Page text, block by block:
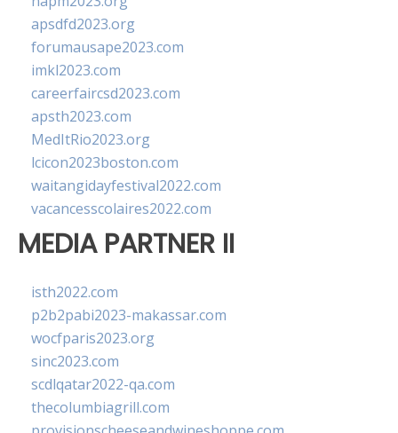
apsdfd2023.org
forumausape2023.com
imkl2023.com
careerfaircsd2023.com
apsth2023.com
MedItRio2023.org
lcicon2023boston.com
waitangidayfestival2022.com
vacancesscolaires2022.com
MEDIA PARTNER II
isth2022.com
p2b2pabi2023-makassar.com
wocfparis2023.org
sinc2023.com
scdlqatar2022-qa.com
thecolumbiagrill.com